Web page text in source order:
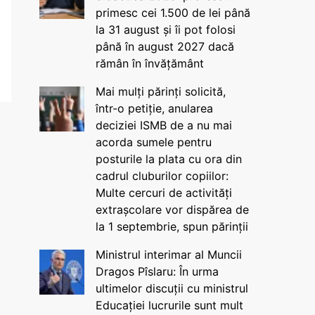
primesc cei 1.500 de lei până
la 31 august și îi pot folosi
până în august 2027 dacă
rămân în învățământ
Mai mulți părinți solicită,
într-o petiție, anularea
deciziei ISMB de a nu mai
acorda sumele pentru
posturile la plata cu ora din
cadrul cluburilor copiilor:
Multe cercuri de activități
extrașcolare vor dispărea de
la 1 septembrie, spun părinții
Ministrul interimar al Muncii
Dragos Pîslaru: În urma
ultimelor discuții cu ministrul
Educației lucrurile sunt mult